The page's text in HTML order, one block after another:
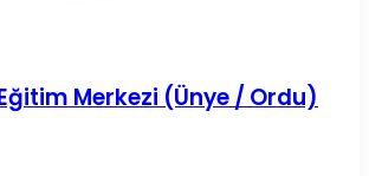
Merkezi (Ünye / Ordu)